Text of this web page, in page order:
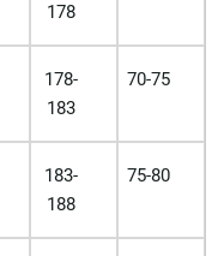
178
178-
183
70-75
183-
188
75-80